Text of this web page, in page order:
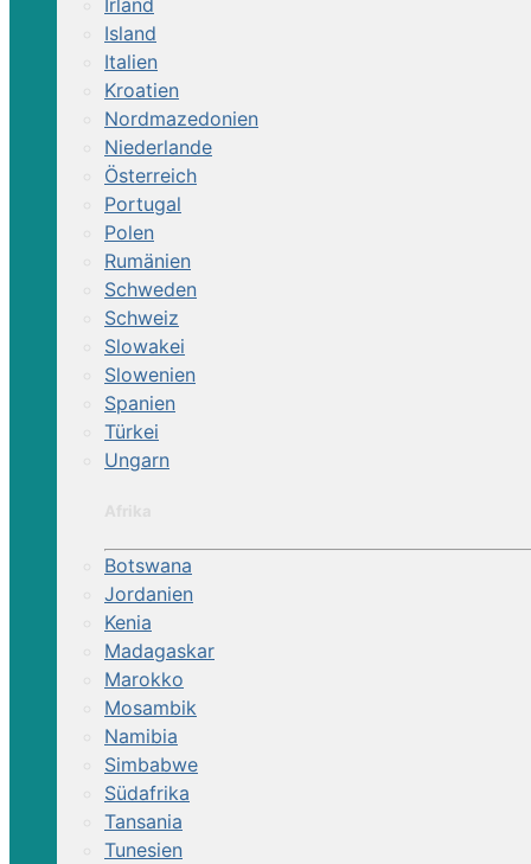
Irland
Island
Italien
Kroatien
Nordmazedonien
Niederlande
Österreich
Portugal
Polen
Rumänien
Schweden
Schweiz
Slowakei
Slowenien
Spanien
Türkei
Ungarn
Botswana
Jordanien
Kenia
Madagaskar
Marokko
Mosambik
Namibia
Simbabwe
Südafrika
Tansania
Tunesien